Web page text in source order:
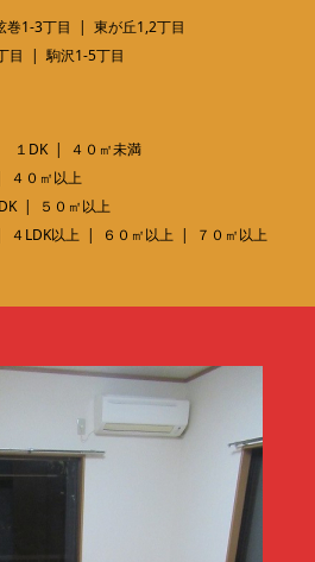
巻1-3丁目
東が丘1,2丁目
目 駒沢1-5丁目
１DK
４０㎡未満
４０㎡以上
５０㎡以上
４LDK以上 ６０㎡以上
７０㎡以上